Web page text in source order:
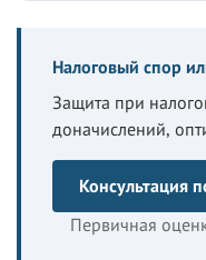
Налоговый спор
Защита при
доначислений,
Консультация
Первичная